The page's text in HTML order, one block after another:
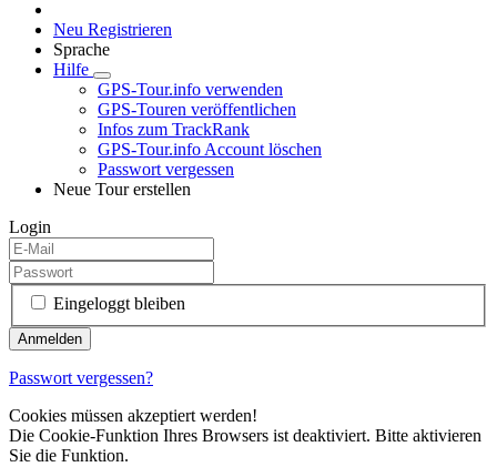
Neu Registrieren
Sprache
Hilfe
GPS-Tour.info verwenden
GPS-Touren veröffentlichen
Infos zum TrackRank
GPS-Tour.info Account löschen
Passwort vergessen
Neue Tour erstellen
Login
Eingeloggt bleiben
Passwort vergessen?
Cookies müssen akzeptiert werden!
Die Cookie-Funktion Ihres Browsers ist deaktiviert. Bitte aktivieren
Sie die Funktion.